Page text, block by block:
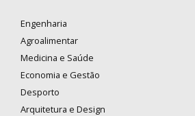
Engenharia
Agroalimentar
Medicina e Saúde
Economia e Gestão
Desporto
Arquitetura e Design